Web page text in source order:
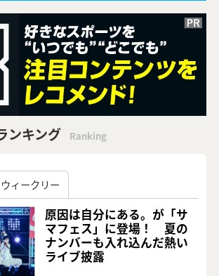
ンキング Ranking
ウィークリー
原因は自分にある。が「サ
マフェス」に登場！ 夏の
ナンバーも入れ込んだ熱い
ライブ披露